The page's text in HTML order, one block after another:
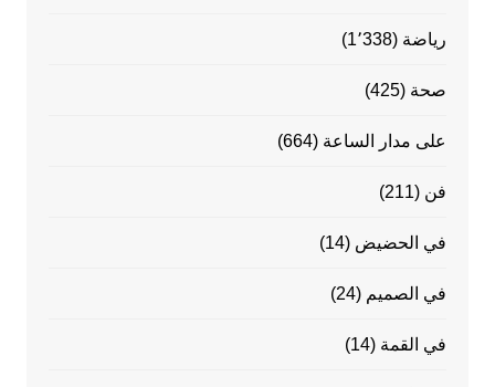
رياضة (1٬338)
صحة (425)
على مدار الساعة (664)
فن (211)
في الحضيض (14)
في الصميم (24)
في القمة (14)